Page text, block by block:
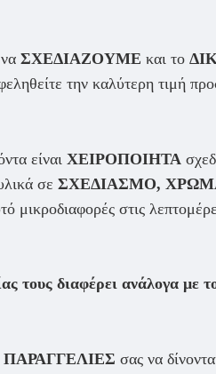
ΣΧΕΔΙΑΖΟΥΜΕ και το
την καλύτερη τιμή
είναι ΧΕΙΡΟΠΟΙΗΤΑ
σε ΣΧΕΔΙΑΣΜΟ,
μικροδιαφορές στις
τους διαφέρει ανάλογα με
ΠΑΡΑΓΓΕΛΙΕΣ σας να